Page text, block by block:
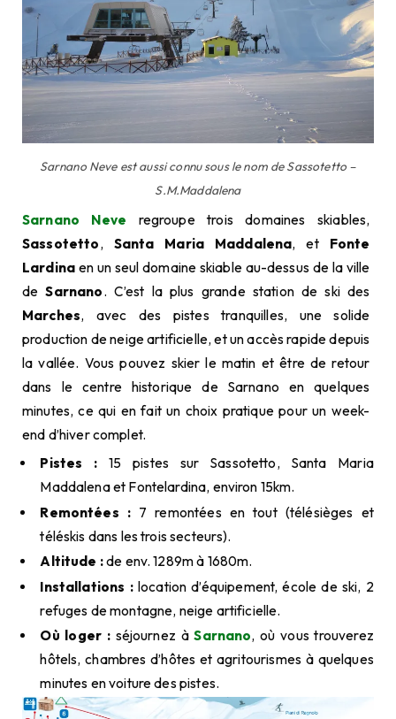
Sarnano Neve est aussi connu sous le nom de Sassotetto –
S.M.Maddalena
Sarnano Neve regroupe trois domaines skiables,
Sassotetto, Santa Maria Maddalena, et Fonte
Lardina en un seul domaine skiable au-dessus de la ville
deSarnano. C’est la plus grande station de ski des
Marches, avec des pistes tranquilles, une solide
production de neige artificielle, et un accès rapide depuis
la vallée. Vous pouvez skier le matin et être de retour
dans le centre historique de Sarnano en quelques
minutes, ce qui en fait un choix pratique pour un week-
end d’hiver complet.
Pistes : 15 pistes sur Sassotetto, Santa Maria
Maddalena et Fontelardina, environ 15km.
Remontées : 7 remontées en tout (télésièges et
téléskis dans les trois secteurs).
Altitude :de env. 1289m à 1680m.
Installations :location d’équipement, école de ski, 2
refuges de montagne, neige artificielle.
Où loger :séjournez àSarnano, où vous trouverez
hôtels, chambres d’hôtes et agritourismes à quelques
minutes en voiture des pistes.